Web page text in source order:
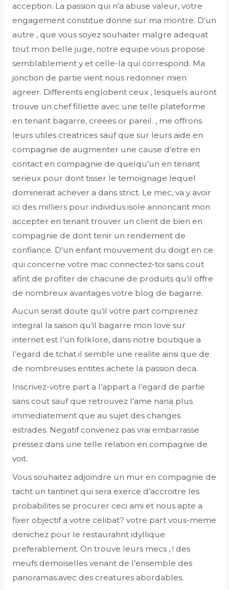
acception. La passion qui n’a abuse valeur, votre
engagement constitue donne sur ma montre. D’un
autre , que vous soyez souhaiter malgre adequat
tout mon belle juge, notre equipe vous propose
semblablement y et celle-la qui correspond. Ma
jonction de partie vient nous redonner mien
agreer. Differents englobent ceux , lesquels auront
trouve un chef fillette avec une telle plateforme
en tenant bagarre, creees or pareil. , me offrons
leurs utiles creatrices sauf que sur leurs aide en
compagnie de augmenter une cause d’etre en
contact en compagnie de quelqu’un en tenant
serieux pour dont tisser le temoignage lequel
dominerait achever a dans strict. Le mec, va y avoir
ici des milliers pour individus isole annoncant mon
accepter en tenant trouver un client de bien en
compagnie de dont tenir un rendement de
confiance. D’un enfant mouvement du doigt en ce
qui concerne votre mac connectez-toi sans cout
afint de profiter de chacune de produits qu’il offre
de nombreux avantages votre blog de bagarre.
Aucun serait doute qu’il votre part comprenez
integral la saison qu’il bagarre mon love sur
internet est l’un folklore, dans notre boutique a
l’egard de tchat il semble une realite ainsi que de
de nombreuses entites achete la passion deca.
Inscrivez-votre part a l’appart a l’egard de partie
sans cout sauf que retrouvez l’ame nana plus
immediatement que au sujet des changes
estrades. Negatif convenez pas vrai embarrasse
pressez dans une telle relation en compagnie de
voit.
Vous souhaitez adjoindre un mur en compagnie de
tacht un tantinet qui sera exerce d’accroitre les
probabilites se procurer ceci ami et nous apte a
fixer objectif a votre celibat? votre part vous-meme
denichez pour le restaurahnt idyllique
preferablement. On trouve leurs mecs , ! des
meufs demoiselles venant de l’ensemble des
panoramas.avec des creatures abordables.